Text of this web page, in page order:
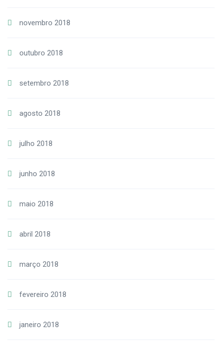
novembro 2018
outubro 2018
setembro 2018
agosto 2018
julho 2018
junho 2018
maio 2018
abril 2018
março 2018
fevereiro 2018
janeiro 2018